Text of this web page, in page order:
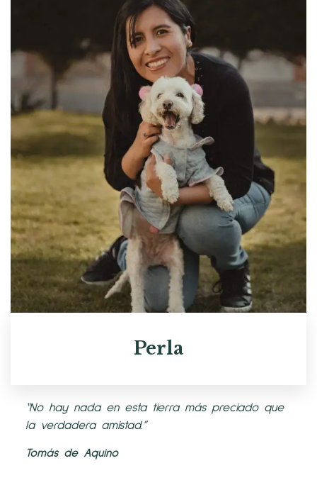
Perla
“No hay nada en esta tierra más preciado que
la verdadera amistad.”
Tomás de Aquino